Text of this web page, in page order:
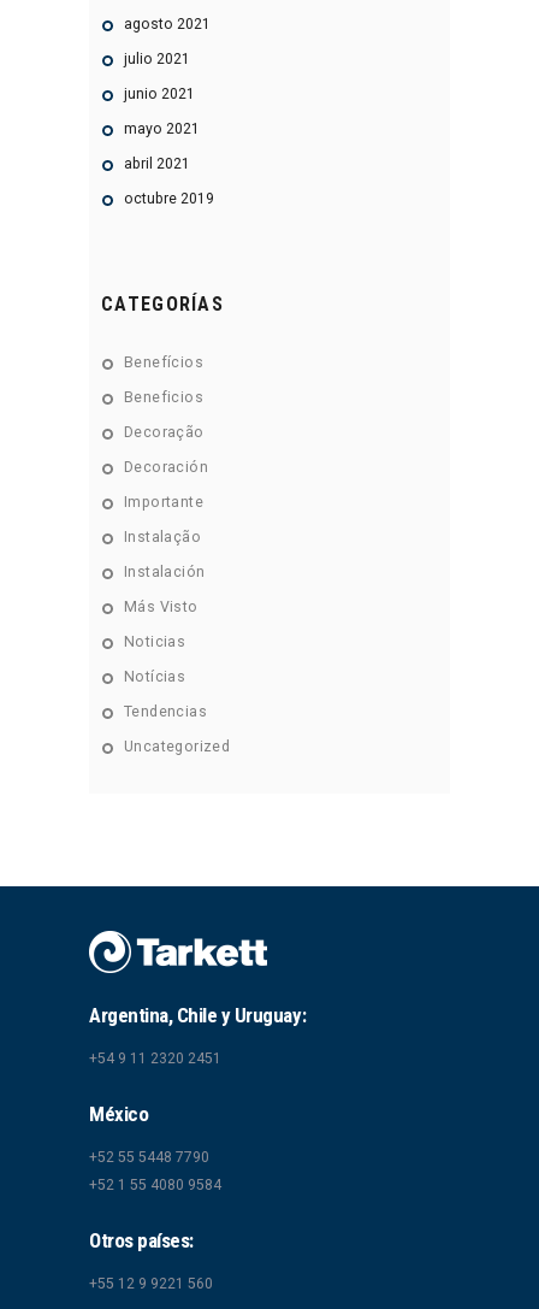
agosto2021
julio2021
junio2021
mayo2021
abril2021
octubre2019
CATEGORÍAS
Benefícios
Beneficios
Decoração
Decoración
Importante
Instalação
Instalación
Más Visto
Noticias
Notícias
Tendencias
Uncategorized
Argentina, Chile y Uruguay:
+54 9 11 2320 2451
México
+52 55 5448 7790
+52 1 55 4080 9584
Otros países:
+55 12 9 9221 560